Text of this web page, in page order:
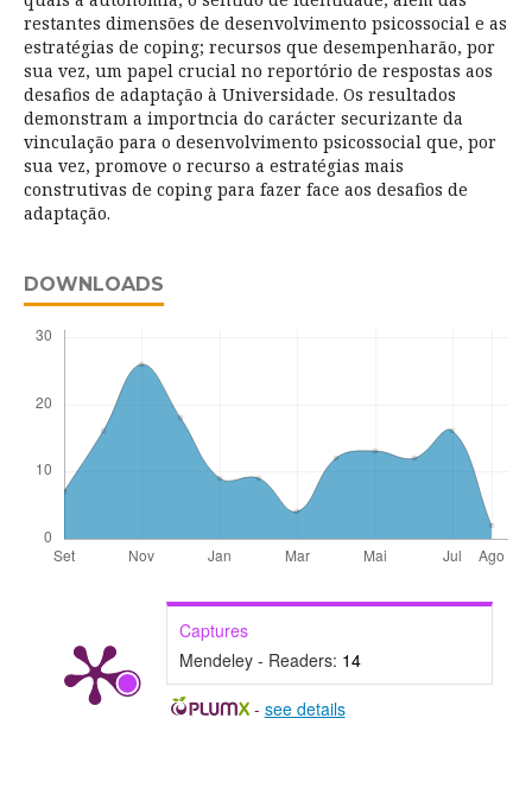
restantes dimensões de desenvolvimento psicossocial e as
estratégias de coping; recursos que desempenharão, por
sua vez, um papel crucial no reportório de respostas aos
desafios de adaptação à Universidade. Os resultados
demonstram a importncia do carácter securizante da
vinculação para o desenvolvimento psicossocial que, por
sua vez, promove o recurso a estratégias mais
construtivas de coping para fazer face aos desafios de
adaptação.
DOWNLOADS
Captures
Mendeley - Readers: 14
- see details